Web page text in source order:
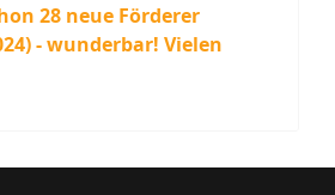
28 neue Förderer
- wunderbar! Vielen